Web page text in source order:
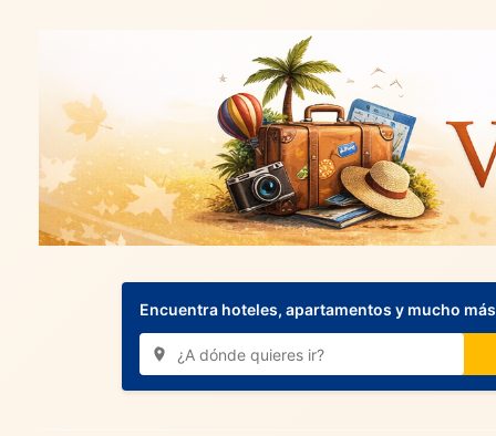
Encuentra hoteles, apartamentos y mucho